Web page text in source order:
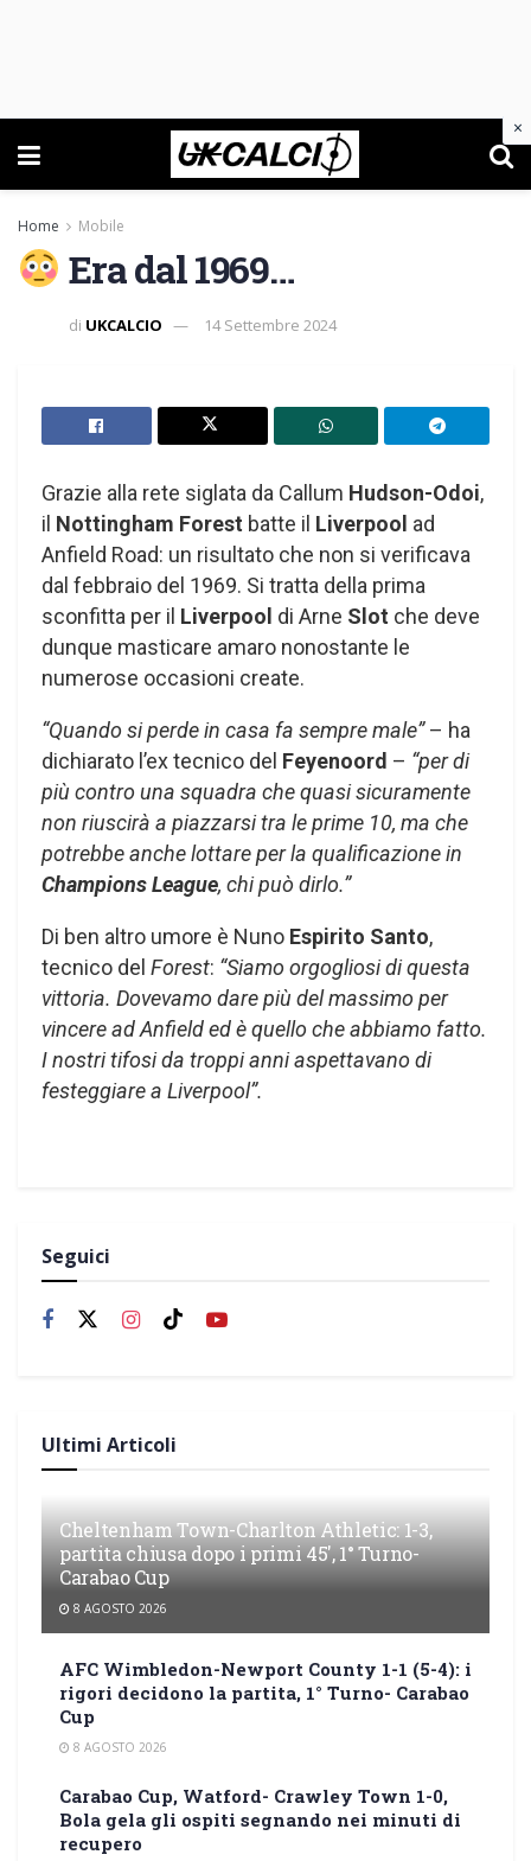
Home Mobile
Era dal 1969…
di UKCALCIO 14 Settembre 2024
Grazie alla rete siglata da Callum Hudson-Odoi,
il Nottingham Forest batte il Liverpool ad
Anfield Road: un risultato che non si verificava
dal febbraio del 1969. Si tratta della prima
sconfitta per il Liverpool di Arne Slot che deve
dunque masticare amaro nonostante le
numerose occasioni create.
“Quando si perde in casa fa sempre male”– ha
dichiarato l’ex tecnico del Feyenoord – “per di
più contro una squadra che quasi sicuramente
non riuscirà a piazzarsi tra le prime 10, ma che
potrebbe anche lottare per la qualificazione in
Champions League, chi può dirlo.”
Di ben altro umore è Nuno Espirito Santo,
tecnico del Forest: “Siamo orgogliosi di questa
vittoria. Dovevamo dare più del massimo per
vincere ad Anfield ed è quello che abbiamo fatto.
I nostri tifosi da troppi anni aspettavano di
festeggiare a Liverpool”.
Seguici
Ultimi Articoli
Cheltenham Town-Charlton Athletic: 1-3,
partita chiusa dopo i primi 45′, 1° Turno-
Carabao Cup
8 AGOSTO 2026
AFC Wimbledon-Newport County 1-1 (5-4): i
rigori decidono la partita, 1° Turno- Carabao
Cup
8 AGOSTO 2026
Carabao Cup, Watford- Crawley Town 1-0,
Bola gela gli ospiti segnando nei minuti di
recupero
×